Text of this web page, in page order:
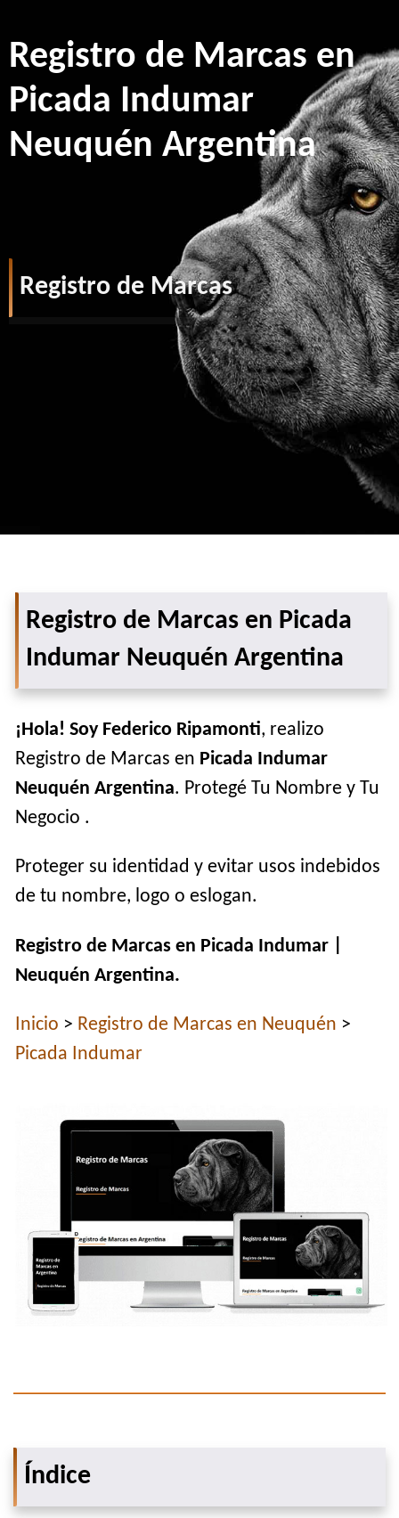
Registro de Marcas en
Picada Indumar
Neuquén Argentina
Registro de Marcas
Registro de Marcas en Picada
Indumar Neuquén Argentina
¡Hola! Soy Federico Ripamonti, realizo
Registro de Marcas en Picada Indumar
Neuquén Argentina. Protegé Tu Nombre y Tu
Negocio .
Proteger su identidad y evitar usos indebidos
de tu nombre, logo o eslogan.
Registro de Marcas en Picada Indumar |
Neuquén Argentina.
Inicio > Registro de Marcas en Neuquén >
Picada Indumar
Índice